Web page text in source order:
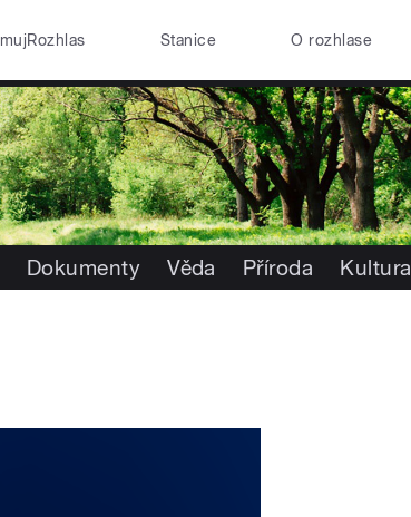
mujRozhlas Stanice O rozhlase
Dokumenty Věda Příroda Kultura